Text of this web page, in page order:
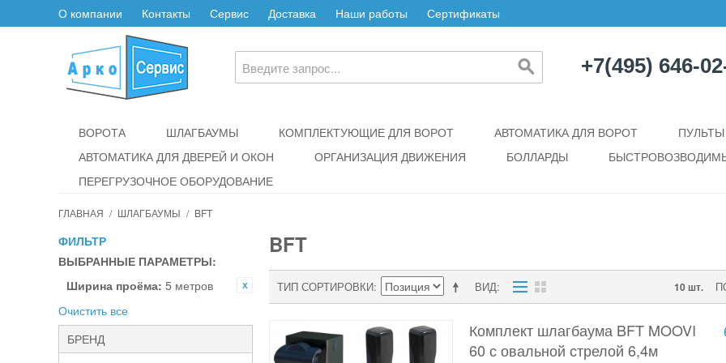
О компании Контакты Сервис Доставка Наши работы Сертификаты
+7(495) 646-
ВОРОТА ШЛАГБАУМЫ КОМПЛЕКТУЮЩИЕ ДЛЯ ВОРОТ АВТОМАТИКА ДЛЯ ВОРОТ
ПУЛЬТЫ
АВТОМАТИКА ДЛЯ ДВЕРЕЙ И ОКОН
ОРГАНИЗАЦИЯ ДВИЖЕНИЯ БОЛЛАРДЫ
ПЕРЕГРУЗОЧНОЕ ОБОРУДОВАНИЕ
ГЛАВНАЯ / ШЛАГБАУМЫ / BFT
ФИЛЬТР
ВЫБРАННЫЕ ПАРАМЕТРЫ:
Ширина проёма: 5 метров
Очистить все
БРЕНД
BFT
ВИД
ТИП СОРТИРОВКИ 10 шт.
Комплект шлагбаума BFT MOOVI
60 с овальной стрелой 6,4м